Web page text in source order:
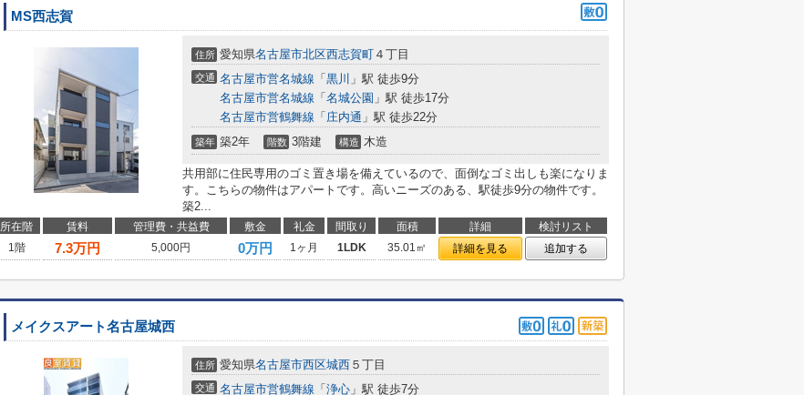
MS西志賀
住所 愛知県名古屋市北区西志賀町 ４丁目
交通 名古屋市営名城線 「 黒川 」駅 徒歩9分
名古屋市営名城線 「 名城公園 」駅 徒歩17分
名古屋市営鶴舞線 「 庄内通 」駅 徒歩22分
築年 築2年 階数 3階建 構造 木造
共用部に住民専用のゴミ置き場を備えているので、面倒なゴミ出しも楽になりま
す。こちらの物件はアパートです。高いニーズのある、駅徒歩9分の物件です。
築2...
所在階 賃料 管理費・共益費 敷金 礼金 間取り 面積 詳細
検討リスト
1階
7.3万円 5,000円 0万円 1ヶ月 1LDK 35.01㎡ 詳細を見る 追加する
メイクスアート名古屋城西
住所 愛知県名古屋市西区城西 ５丁目
交通 名古屋市営鶴舞線 「 浄心 」駅 徒歩7分